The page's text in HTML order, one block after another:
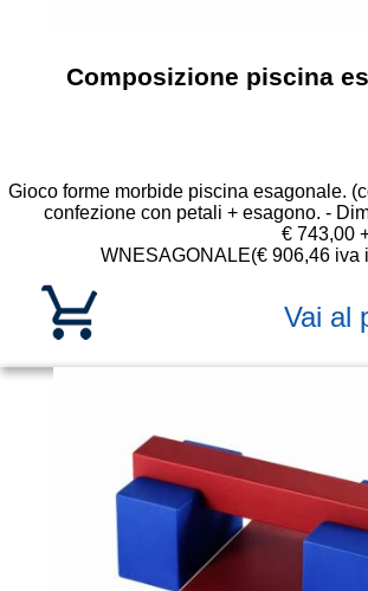
Composizione piscina
Gioco forme morbide piscina esagonale.
confezione con petali + esagono. -
WNESAGONALE
€ 743,00
(€ 906,46 iva
Vai al